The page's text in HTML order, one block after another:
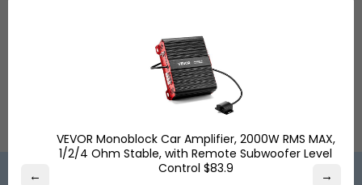
← →
VEVOR Monoblock Car Amplifier, 2000W RMS MAX,
1/2/4 Ohm Stable, with Remote Subwoofer Level
Control $83.9